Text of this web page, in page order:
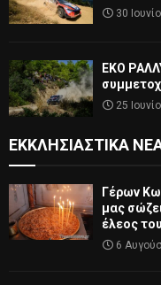
30
ΕΚΟ
25
ΕΚΚΛΗΣΙΑΣΤΙΚΆ
Γέρων
μας
έλεος
6